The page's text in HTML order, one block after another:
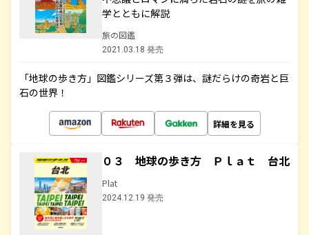
学とともに解説
旅の図鑑
2021.03.18 発売
「地球の歩き方」図鑑シリーズ第３弾は、謎だらけの奇岩と巨
石の世界！
詳細を見る
０３ 地球の歩き方 Ｐｌａｔ 台北
Plat
2024.12.19 発売